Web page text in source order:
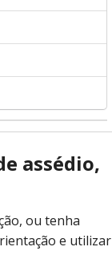
assédio,
ou tenha
e utilizar